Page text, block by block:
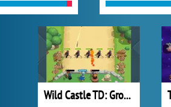
Wild Castle TD: Grow Empire